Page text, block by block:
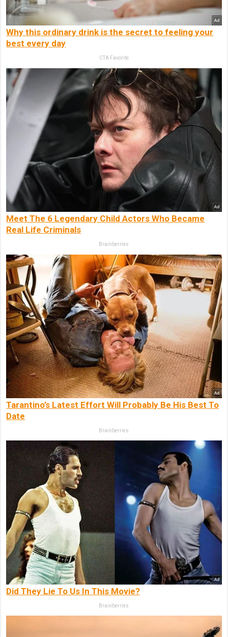
Why this ordinary drink is the secret to feeling your
best every day
CTA Favorite
Meet The 6 Legendary Child Actors Who Became
Real Life Criminals
Brainberries
Tarantino’s Latest Effort Will Probably Be His Best To
Date
Brainberries
Did They Lie To Us In This Movie?
Brainberries